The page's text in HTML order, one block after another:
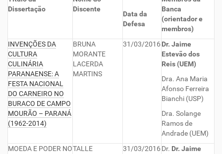
Dissertação
Discente
Data da
Defesa
Banca
(orientador e
membros)
INVENÇÕES DA
CULTURA
CULINÁRIA
PARANAENSE: A
FESTA NACIONAL
DO CARNEIRO NO
BURACO DE CAMPO
MOURÃO – PARANÁ
(1962-2014)
BRUNA
MORANTE
LACERDA
MARTINS
31/03/2016 Dr. Jaime
Estevão dos
Reis (UEM)
Dra. Ana Maria
Afonso Ferreira
Bianchi (USP)
Dra. Solange
Ramos de
Andrade (UEM)
MOEDA E PODER NOTALLE
31/03/2016 Dr. Dr. Jaime